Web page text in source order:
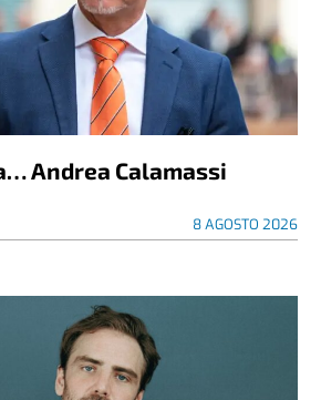
Andrea Calamassi
8 AGOSTO 2026